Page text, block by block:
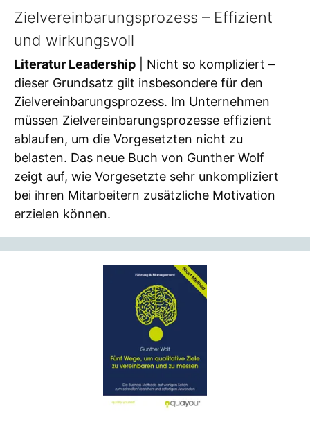
Zielvereinbarungsprozess – Effizient
und wirkungsvoll
Literatur Leadership | Nicht so kompliziert –
dieser Grundsatz gilt insbesondere für den
Zielvereinbarungsprozess. Im Unternehmen
müssen Zielvereinbarungsprozesse effizient
ablaufen, um die Vorgesetzten nicht zu
belasten. Das neue Buch von Gunther Wolf
zeigt auf, wie Vorgesetzte sehr unkompliziert
bei ihren Mitarbeitern zusätzliche Motivation
erzielen können.